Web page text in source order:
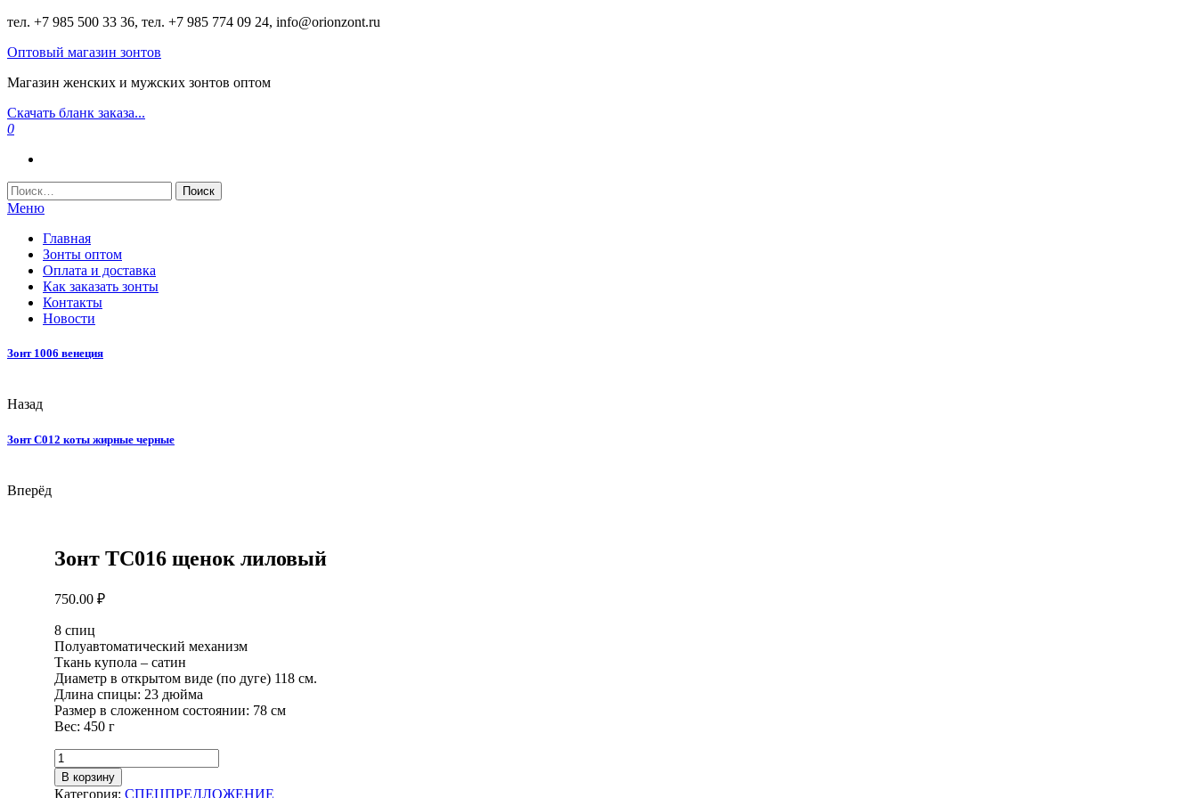
Перейти
содержимому
тел. +7 985 500 33 36, тел. +7 985 774 09 24, info@orionzont.ru
Оптовый магазин зонтов
Магазин женских и мужских зонтов оптом
Скачать бланк заказа...
0
Найти:
Меню
Главная
Зонты оптом
Оплата и доставка
Как заказать зонты
Контакты
Новости
Зонт 1006 венеция
Назад
Зонт С012 коты жирные черные
Вперёд
Зонт ТС016 щенок лиловый
750.00₽
8 спиц
Полуавтоматический механизм
Ткань купола – сатин
Диаметр в открытом виде (по дуге) 118 см.
Длина спицы: 23 дюйма
Размер в сложенном состоянии: 78 см
Вес: 450 г
Количество
товара
Зонт
В корзину
Категория:СПЕЦПРЕДЛОЖЕНИЕ